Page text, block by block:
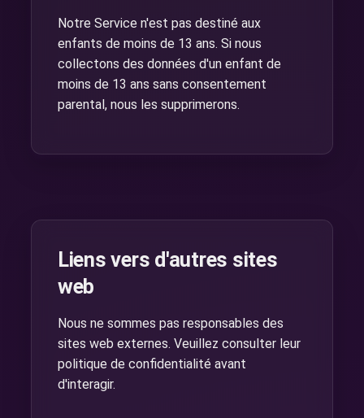
Notre Service n'est pas destiné aux
enfants de moins de 13 ans. Si nous
collectons des données d'un enfant de
moins de 13 ans sans consentement
parental, nous les supprimerons.
Liens vers d'autres sites
web
Nous ne sommes pas responsables des
sites web externes. Veuillez consulter leur
politique de confidentialité avant
d'interagir.